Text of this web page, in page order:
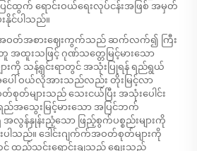
ထွက် ရောင်းဝယ်ရေးလုပ်ငန်းအဖြစ် အမှတ်
င်ပါသည်။
အဝတ်အစားဈေးကွက်သည် ဆက်လက်၍ ကြီး
အထူးသဖြင့် ဂုဏ်သတ္တေမြင့်မားသော
းကို သန့်ရှင်းရာတွင် အသုံးပြုရန် ရည်ရွယ်
ေါ် ဝယ်လိုအားသည်လည်း တိုးမြင့်လာ
စုတ်များသည် သေးငယ်ပြီး အသုံးပေါင်း
သွေးမြင့်မားသော အပြင်ဘက်
လွန်နှုန်းညံ့သော ဖြည့်စွက်ပစ္စည်းများကို
ပါသည်။ ဒေါင်းဂျက်က်အဝတ်စုတ်များကို
ည့်သွင်းရောင်းချသည့် စျေးသည်